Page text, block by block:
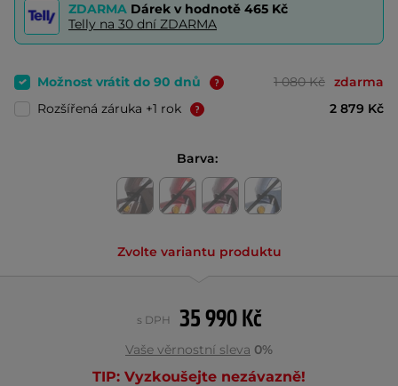
ZDARMA Dárek v hodnotě 465 Kč
Telly na 30 dní ZDARMA
Možnost vrátit do 90 dnů 1 080 Kč zdarma
Rozšířená záruka +1 rok
2 879 Kč
Barva:
Zvolte variantu produktu
35 990 Kč
s DPH
Vaše věrnostní sleva 0%
TIP: Vyzkoušejte nezávazně!